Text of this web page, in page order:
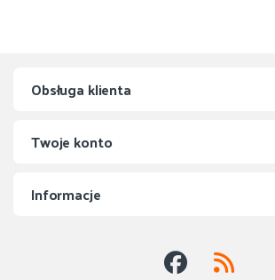
Obsługa klienta
Twoje konto
Informacje